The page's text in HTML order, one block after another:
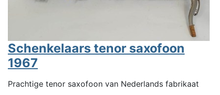
Schenkelaars tenor saxofoon
1967
Prachtige tenor saxofoon van Nederlands fabrikaat